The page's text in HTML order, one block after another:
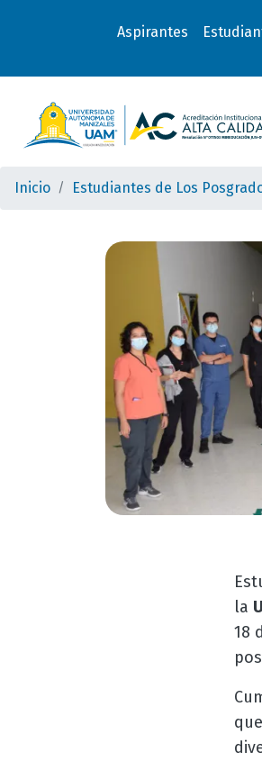
Aspirantes
Inicio Estudiantes de Los
la
18